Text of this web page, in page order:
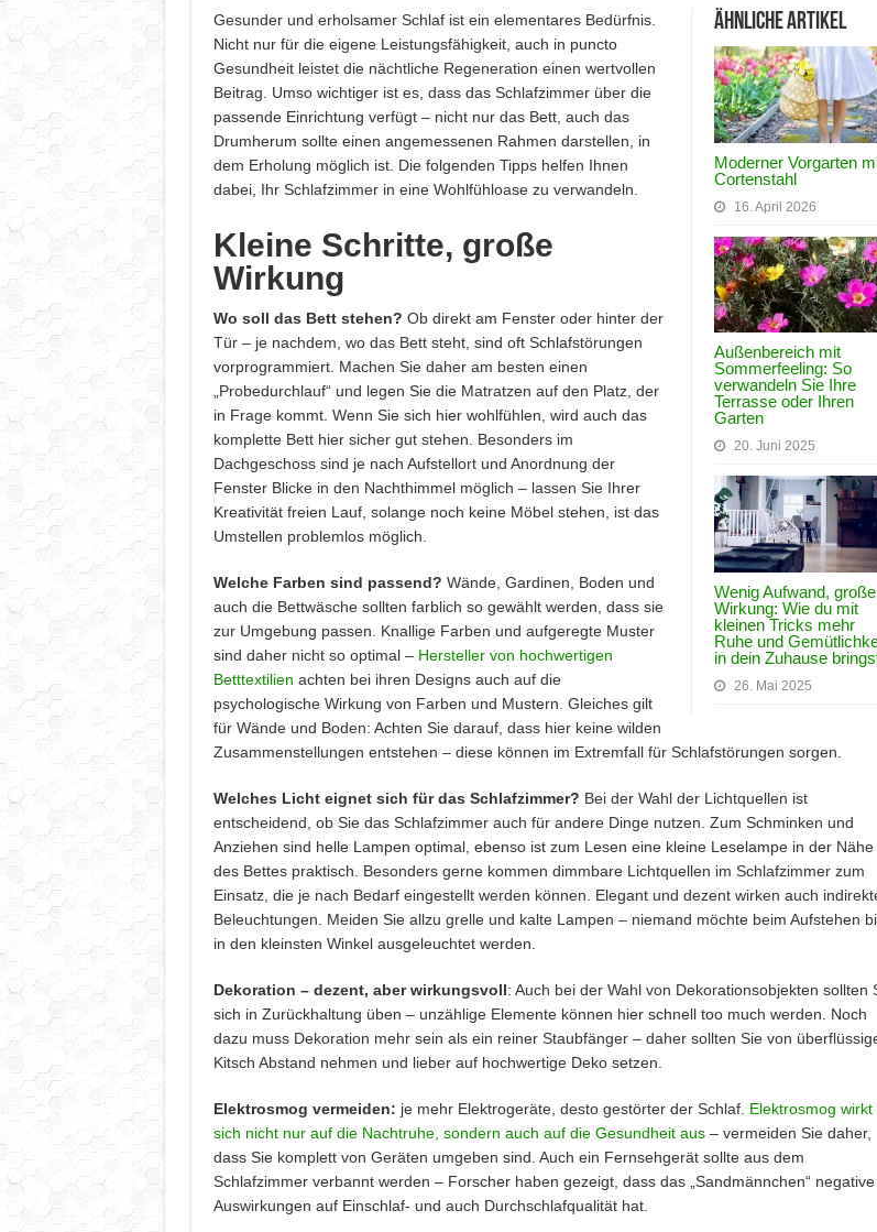
Ähnliche Artikel
Moderner Vorgarten
Cortenstahl
16. April 2026
Außenbereich mit
Sommerfeeling: So
verwandeln Sie Ihre
Terrasse oder Ihren
Garten
20. Juni 2025
Wenig Aufwand, große
Wirkung: Wie du mit
kleinen Tricks mehr
Ruhe und
in dein Zuhause
26. Mai 2025
Gesunder und erholsamer Schlaf ist ein elementares Bedürfnis.
Nicht nur für die eigene Leistungsfähigkeit, auch in puncto
Gesundheit leistet die nächtliche Regeneration einen wertvollen
Beitrag. Umso wichtiger ist es, dass das Schlafzimmer über die
passende Einrichtung verfügt – nicht nur das Bett, auch das
Drumherum sollte einen angemessenen Rahmen darstellen, in
dem Erholung möglich ist. Die folgenden Tipps helfen Ihnen
dabei, Ihr Schlafzimmer in eine Wohlfühloase zu verwandeln.
Kleine Schritte, große
Wirkung
Wo soll das Bett stehen? Ob direkt am Fenster oder hinter der
Tür – je nachdem, wo das Bett steht, sind oft Schlafstörungen
vorprogrammiert. Machen Sie daher am besten einen
„Probedurchlauf“ und legen Sie die Matratzen auf den Platz, der
in Frage kommt. Wenn Sie sich hier wohlfühlen, wird auch das
komplette Bett hier sicher gut stehen. Besonders im
Dachgeschoss sind je nach Aufstellort und Anordnung der
Fenster Blicke in den Nachthimmel möglich – lassen Sie Ihrer
Kreativität freien Lauf, solange noch keine Möbel stehen, ist das
Umstellen problemlos möglich.
Welche Farben sind passend? Wände, Gardinen, Boden und
auch die Bettwäsche sollten farblich so gewählt werden, dass sie
zur Umgebung passen. Knallige Farben und aufgeregte Muster
sind daher nicht so optimal – Hersteller von hochwertigen
Betttextilien achten bei ihren Designs auch auf die
psychologische Wirkung von Farben und Mustern. Gleiches gilt
für Wände und Boden: Achten Sie darauf, dass hier keine wilden
Zusammenstellungen entstehen – diese können im Extremfall für Schlafstörungen sorgen.
Welches Licht eignet sich für das Schlafzimmer? Bei der Wahl der Lichtquellen ist
entscheidend, ob Sie das Schlafzimmer auch für andere Dinge nutzen. Zum Schminken und
Anziehen sind helle Lampen optimal, ebenso ist zum Lesen eine kleine Leselampe in der Nähe
des Bettes praktisch. Besonders gerne kommen dimmbare Lichtquellen im Schlafzimmer zum
Einsatz, die je nach Bedarf eingestellt werden können. Elegant und dezent wirken auch
Beleuchtungen. Meiden Sie allzu grelle und kalte Lampen – niemand möchte beim Aufstehen
in den kleinsten Winkel ausgeleuchtet werden.
Dekoration – dezent, aber wirkungsvoll: Auch bei der Wahl von Dekorationsobjekten sollten
sich in Zurückhaltung üben – unzählige Elemente können hier schnell too much werden. Noch
dazu muss Dekoration mehr sein als ein reiner Staubfänger – daher sollten Sie von
Kitsch Abstand nehmen und lieber auf hochwertige Deko setzen.
Elektrosmog vermeiden: je mehr Elektrogeräte, desto gestörter der Schlaf. Elektrosmog wirkt
sich nicht nur auf die Nachtruhe, sondern auch auf die Gesundheit aus– vermeiden Sie daher,
dass Sie komplett von Geräten umgeben sind. Auch ein Fernsehgerät sollte aus dem
Schlafzimmer verbannt werden – Forscher haben gezeigt, dass das „Sandmännchen“ negative
Auswirkungen auf Einschlaf- und auch Durchschlafqualität hat.